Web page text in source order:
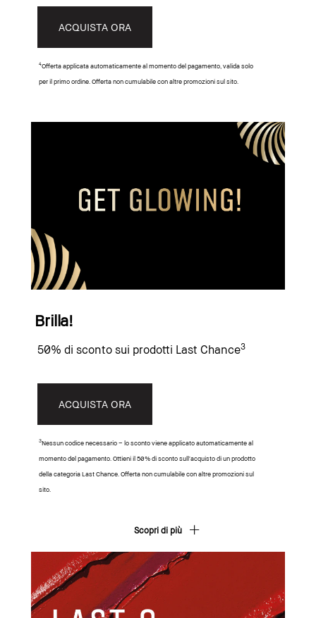
ACQUISTA ORA
4Offerta applicata automaticamente al momento del pagamento, valida solo
per il primo ordine. Offerta non cumulabile con altre promozioni sul sito.
Brilla!
50% di sconto sui prodotti Last Chance3
ACQUISTA ORA
3Nessun codice necessario – lo sconto viene applicato automaticamente al
momento del pagamento. Ottieni il 50% di sconto sull’acquisto di un prodotto
della categoria Last Chance. Offerta non cumulabile con altre promozioni sul
sito.
Scopri di più